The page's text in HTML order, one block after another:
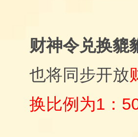
财神令兑换貔
也将同步开放
换比例为1：50